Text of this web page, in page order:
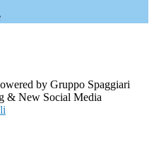
by Gruppo Spaggiari
& New Social Media